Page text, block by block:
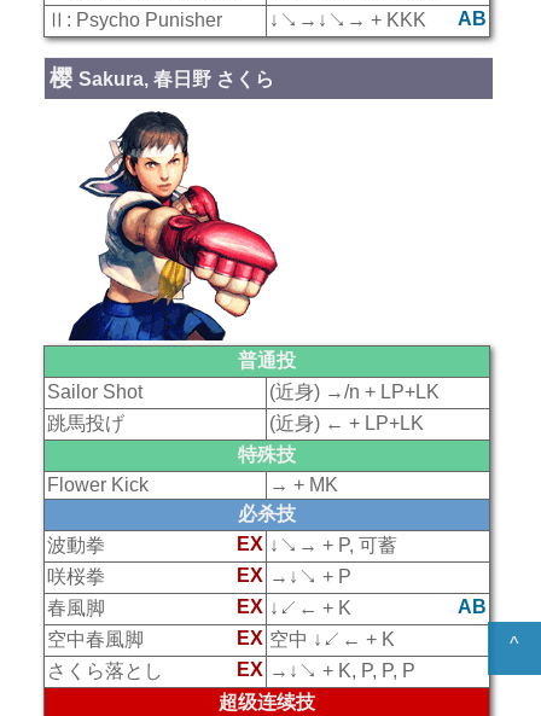
^
Ⅱ: Psycho Punisher
AB
↓↘→↓↘→ + KKK
樱 Sakura, 春日野 さくら
普通投
Sailor Shot
(近身) →/n + LP+LK
跳馬投げ
(近身) ← + LP+LK
特殊技
Flower Kick
→ + MK
必杀技
EX
波動拳
↓↘→ + P, 可蓄
EX
咲桜拳
→↓↘ + P
EX
春風脚 AB
↓↙← + K
EX
空中春風脚
空中 ↓↙← + K
EX
さくら落とし
→↓↘ + K, P, P, P
超级连续技